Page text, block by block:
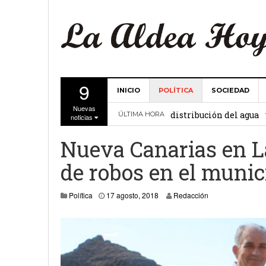
9
Nuevas
noticias
INICIO POLÍTICA SOCIEDAD
ÚLTIMA HORA
La Comunidad de
distribución del agua
Valencia 27 febrero,
Gobierno de Canarias
15 febrero, 2024
La Comunidad de
19 diciembre, 2023
Víctor Hernández
Nueva Canarias en
de robos en el
Política 17 agosto, 2018 27 agosto, 2018
Redacción